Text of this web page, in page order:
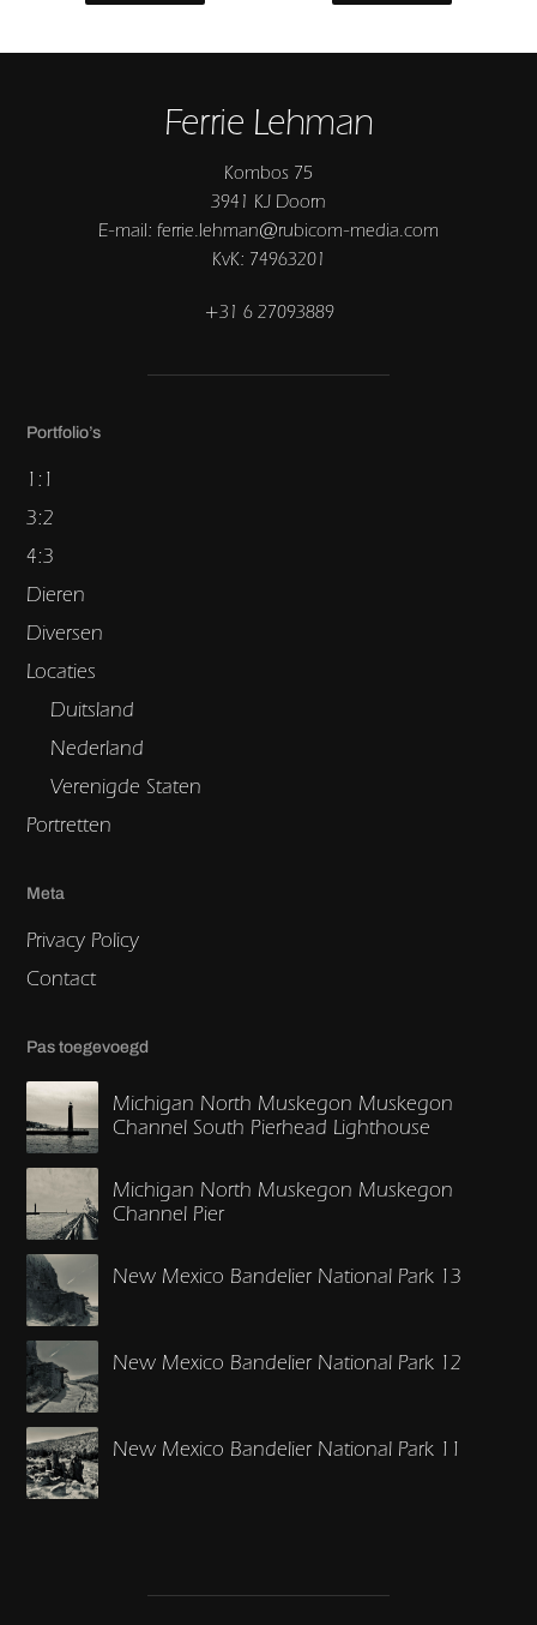
Ferrie Lehman
Kombos 75
3941 KJ Doorn
E-mail: ferrie.lehman@rubicom-media.com
KvK: 74963201
+31 6 27093889
Portfolio’s
1:1
3:2
4:3
Dieren
Diversen
Locaties
Duitsland
Nederland
Verenigde Staten
Portretten
Meta
Privacy Policy
Contact
Pas toegevoegd
Michigan North Muskegon Muskegon
Channel South Pierhead Lighthouse
Michigan North Muskegon Muskegon
Channel Pier
New Mexico Bandelier National Park 13
New Mexico Bandelier National Park 12
New Mexico Bandelier National Park 11